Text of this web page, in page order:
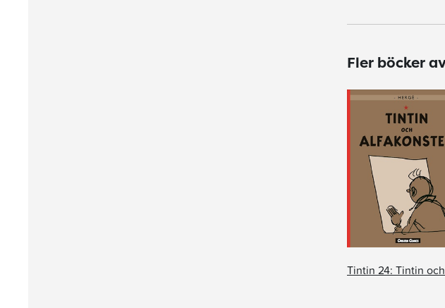
Fler böcker